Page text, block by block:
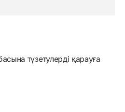
түзетулерді қарауға